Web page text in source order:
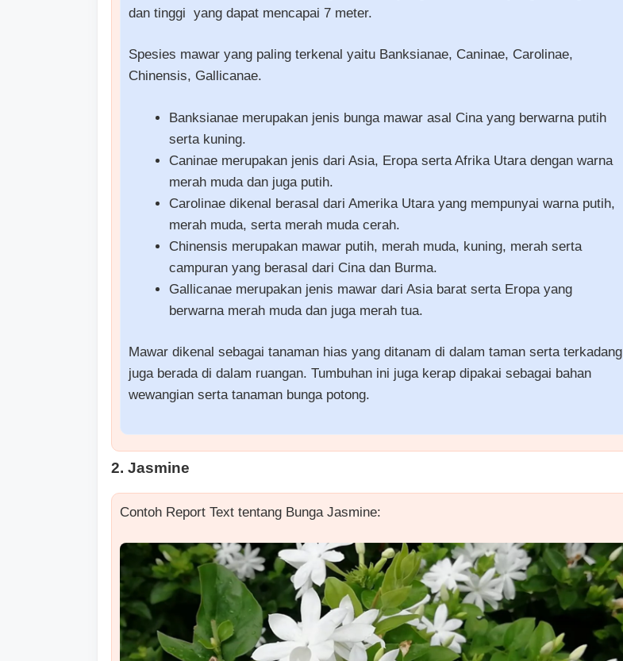
dan tinggi yang dapat mencapai 7 meter.
Spesies mawar yang paling terkenal yaitu Banksianae, Caninae, Carolinae,
Chinensis, Gallicanae.
Banksianae merupakan jenis bunga mawar asal Cina yang berwarna putih
serta kuning.
Caninae merupakan jenis dari Asia, Eropa serta Afrika Utara dengan warna
merah muda dan juga putih.
Carolinae dikenal berasal dari Amerika Utara yang mempunyai warna putih,
merah muda, serta merah muda cerah.
Chinensis merupakan mawar putih, merah muda, kuning, merah serta
campuran yang berasal dari Cina dan Burma.
Gallicanae merupakan jenis mawar dari Asia barat serta Eropa yang
berwarna merah muda dan juga merah tua.
Mawar dikenal sebagai tanaman hias yang ditanam di dalam taman serta terkadang
juga berada di dalam ruangan. Tumbuhan ini juga kerap dipakai sebagai bahan
wewangian serta tanaman bunga potong.
2. Jasmine
Contoh Report Text tentang Bunga Jasmine: